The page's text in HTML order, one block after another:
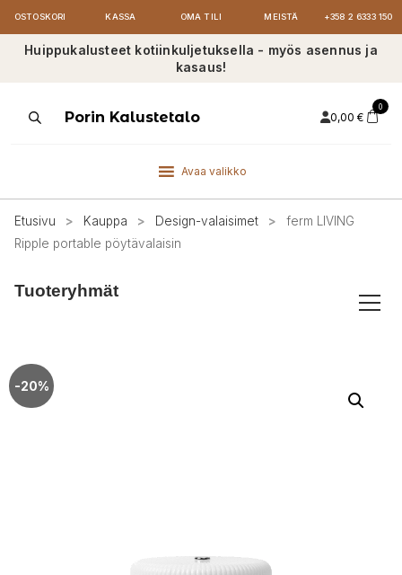
OSTOSKORI KASSA OMA TILI MEISTÄ +358 2 6333 150
Huippukalusteet kotiinkuljetuksella - myös asennus ja
kasaus!
ProductsPorin Kalustetalo 0,00 €
0
Avaa valikko
Etusivu > Kauppa > Design-valaisimet >
ferm LIVING
Ripple portable pöytävalaisin
Tuoteryhmät
-20%